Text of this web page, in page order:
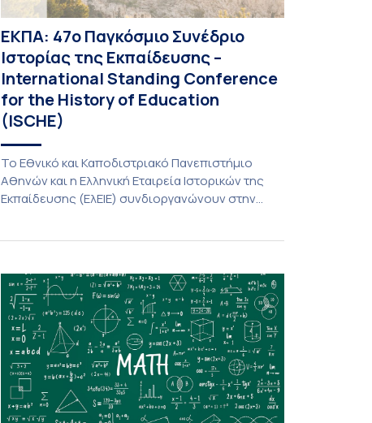
ΕΚΠΑ: 47ο Παγκόσμιο Συνέδριο
Ιστορίας της Εκπαίδευσης –
International Standing Conference
for the History of Education
(ISCHE)
Το Εθνικό και Καποδιστριακό Πανεπιστήμιο
Αθηνών και η Ελληνική Εταιρεία Ιστορικών της
Εκπαίδευσης (ΕλΕΙΕ) συνδιοργανώνουν στην
τις 15 έως τις 18 Ιουλίου 2026. Τον Ιούλιο του
2026, η Αθήνα θα αποτελέσει σημείο
συνάντησης άνω των […]